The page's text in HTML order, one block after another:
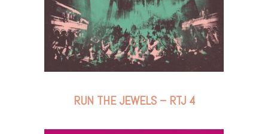
RUN THE JEWELS – RTJ 4